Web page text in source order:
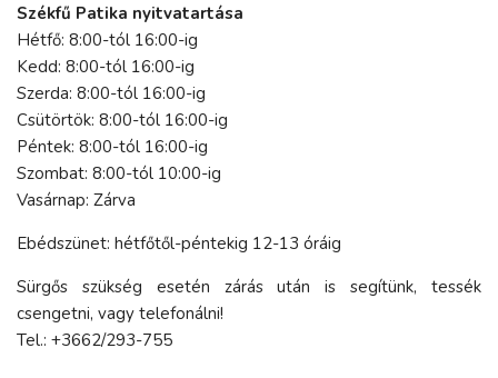
Székfű Patika nyitvatartása
Hétfő: 8:00-tól 16:00-ig
Kedd: 8:00-tól 16:00-ig
Szerda: 8:00-tól 16:00-ig
Csütörtök: 8:00-tól 16:00-ig
Péntek: 8:00-tól 16:00-ig
Szombat: 8:00-tól 10:00-ig
Vasárnap: Zárva
Ebédszünet: hétfőtől-péntekig 12-13 óráig
Sürgős szükség esetén zárás után is segítünk, tessék
csengetni, vagy telefonálni!
Tel.: +3662/293-755